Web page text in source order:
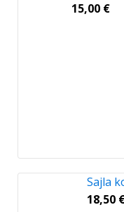
15,00 €
Sajla
18,50